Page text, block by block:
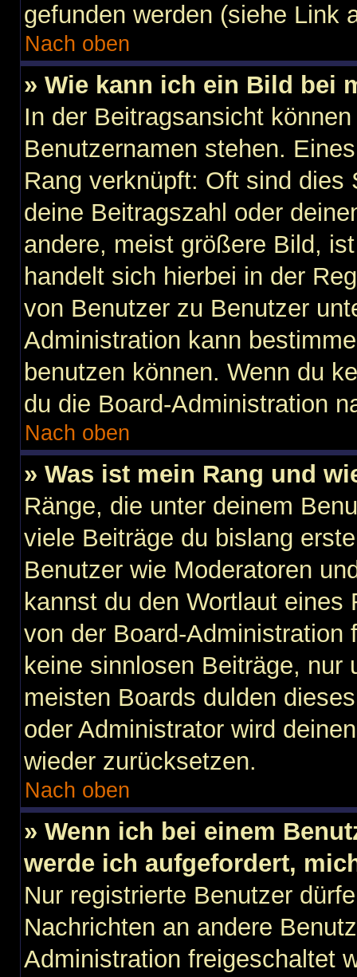
gefunden werden (siehe Link
Nach oben
» Wie kann ich ein Bild bei
In der Beitragsansicht
Benutzernamen stehen.
Rang verknüpft: Oft sind
deine Beitragszahl oder
andere, meist größere Bild,
handelt sich hierbei in der
von Benutzer zu Benutzer
Administration kann
benutzen können. Wenn du
du die Board-Administration
Nach oben
» Was ist mein Rang und
Ränge, die unter deinem
viele Beiträge du bislang
Benutzer wie Moderatoren
kannst du den Wortlaut
von der Board-
keine sinnlosen Beiträge,
meisten Boards dulden
oder Administrator wird
wieder zurücksetzen.
Nach oben
» Wenn ich bei einem
werde ich aufgefordert,
Nur registrierte Benutzer
Nachrichten an andere
Administration freigeschaltet